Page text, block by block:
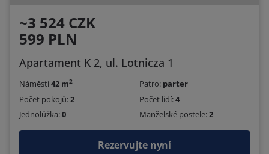
~3 524 CZK
599 PLN
Apartament K 2, ul. Lotnicza 1
Náměstí42 m2 Patro: parter
Počet pokojů:2 Počet lidí:4
Jednolůžka:0 Manželské postele:2
Rezervujte nyní